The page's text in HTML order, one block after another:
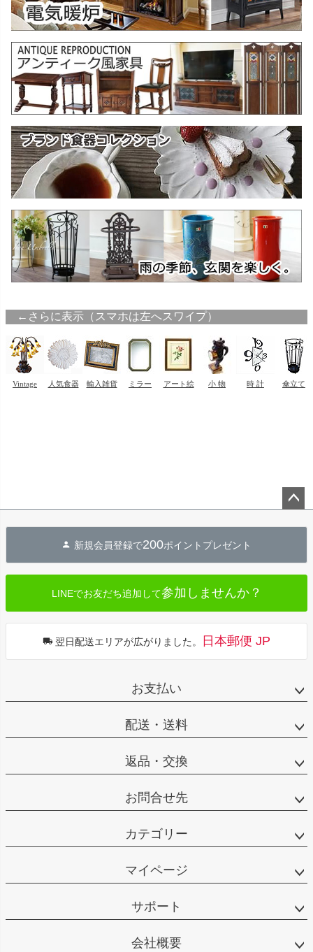
へ
新規会員登録で200ポイントプレゼント
LINEでお友だち追加して参加しませんか？
翌日配送エリアが広がりました。 日本郵便 JP
お支払い
配送・送料
返品・交換
お問合せ先
カテゴリー
マイページ
サポート
会社概要